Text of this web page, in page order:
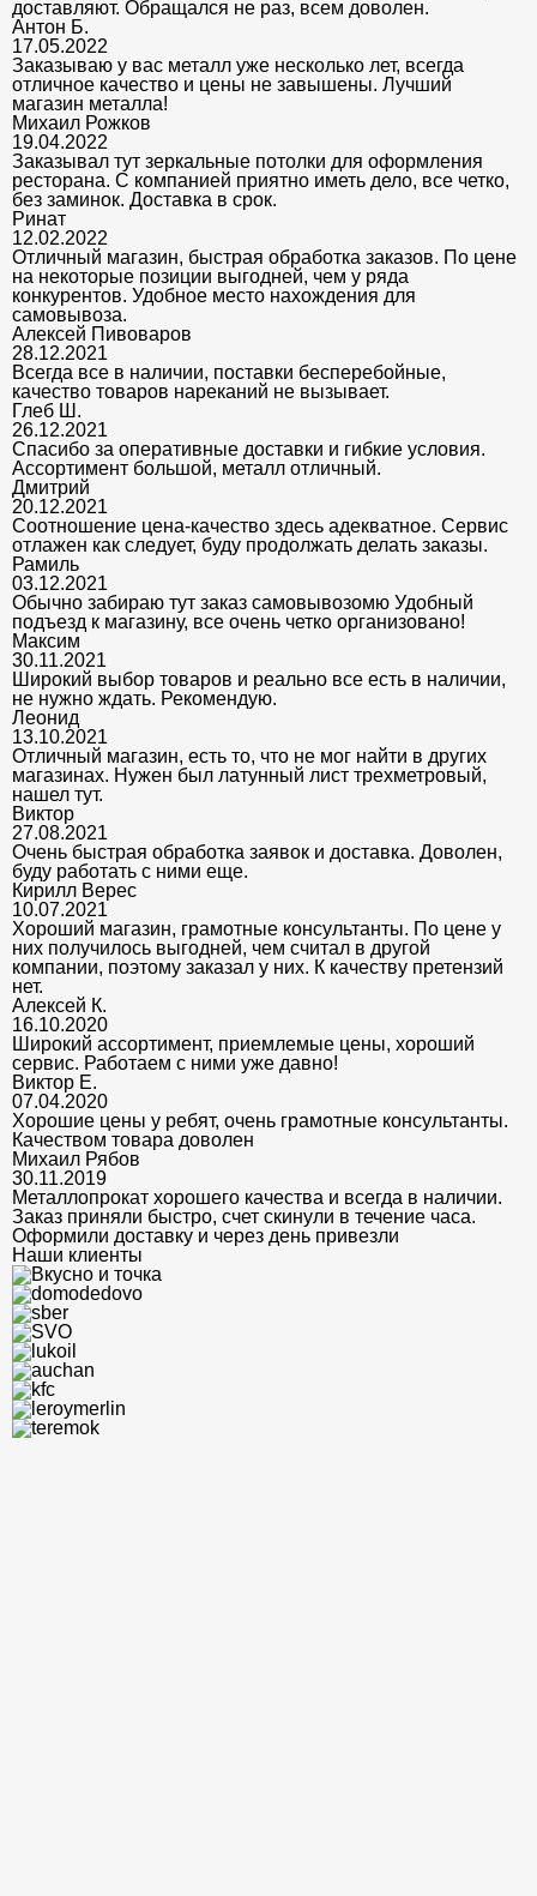
доставляют. Обращался не раз, всем доволен.
Антон Б.
17.05.2022
Заказываю у вас металл уже несколько лет, всегда
отличное качество и цены не завышены. Лучший
магазин металла!
Михаил Рожков
19.04.2022
Заказывал тут зеркальные потолки для оформления
ресторана. С компанией приятно иметь дело, все четко,
без заминок. Доставка в срок.
Ринат
12.02.2022
Отличный магазин, быстрая обработка заказов. По цене
на некоторые позиции выгодней, чем у ряда
конкурентов. Удобное место нахождения для
самовывоза.
Алексей Пивоваров
28.12.2021
Всегда все в наличии, поставки бесперебойные,
качество товаров нареканий не вызывает.
Глеб Ш.
26.12.2021
Спасибо за оперативные доставки и гибкие условия.
Ассортимент большой, металл отличный.
Дмитрий
20.12.2021
Соотношение цена-качество здесь адекватное. Сервис
отлажен как следует, буду продолжать делать заказы.
Рамиль
03.12.2021
Обычно забираю тут заказ самовывозомю Удобный
подъезд к магазину, все очень четко организовано!
Максим
30.11.2021
Широкий выбор товаров и реально все есть в наличии,
не нужно ждать. Рекомендую.
Леонид
13.10.2021
Отличный магазин, есть то, что не мог найти в других
магазинах. Нужен был латунный лист трехметровый,
нашел тут.
Виктор
27.08.2021
Очень быстрая обработка заявок и доставка. Доволен,
буду работать с ними еще.
Кирилл Верес
10.07.2021
Хороший магазин, грамотные консультанты. По цене у
них получилось выгодней, чем считал в другой
компании, поэтому заказал у них. К качеству претензий
нет.
Алексей К.
16.10.2020
Широкий ассортимент, приемлемые цены, хороший
сервис. Работаем с ними уже давно!
Виктор Е.
07.04.2020
Хорошие цены у ребят, очень грамотные консультанты.
Качеством товара доволен
Михаил Рябов
30.11.2019
Металлопрокат хорошего качества и всегда в наличии.
Заказ приняли быстро, счет скинули в течение часа.
Оформили доставку и через день привезли
Наши клиенты